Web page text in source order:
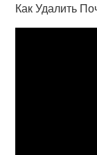
Как Удалить